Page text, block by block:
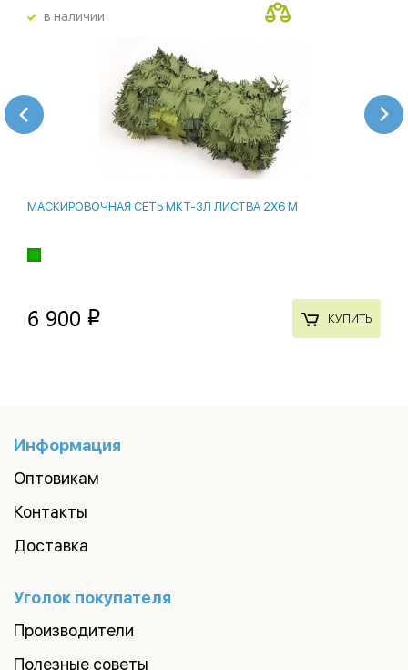
в наличии
МАСКИРОВОЧНАЯ СЕТЬ МКТ-3Л ЛИСТВА 2Х6 М
6 900 p КУПИТЬ
Информация
Оптовикам
Контакты
Доставка
Уголок покупателя
Производители
Полезные советы